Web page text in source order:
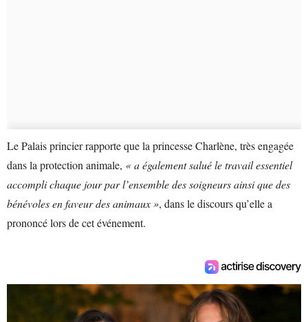
Le Palais princier rapporte que la princesse Charlène, très engagée
dans la protection animale, « a également salué le travail essentiel
accompli chaque jour par l’ensemble des soigneurs ainsi que des
bénévoles en faveur des animaux », dans le discours qu’elle a
prononcé lors de cet événement.